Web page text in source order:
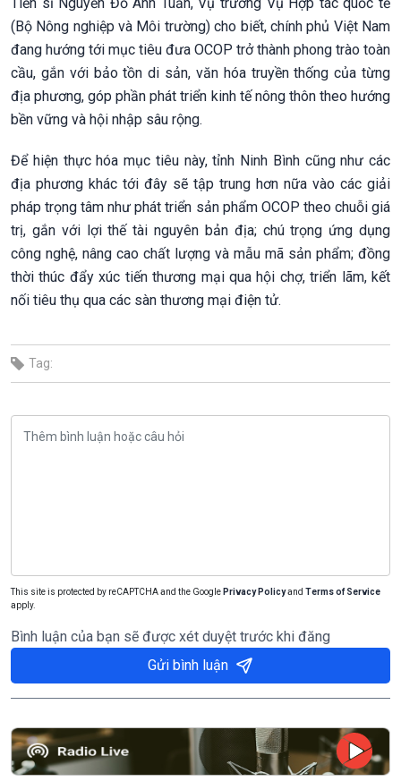
(Bộ Nông nghiệp và Môi trường) cho biết, chính phủ Việt Nam
đang hướng tới mục tiêu đưa OCOP trở thành phong trào toàn
cầu, gắn với bảo tồn di sản, văn hóa truyền thống của từng
địa phương, góp phần phát triển kinh tế nông thôn theo hướng
bền vững và hội nhập sâu rộng.
Để hiện thực hóa mục tiêu này, tỉnh Ninh Bình cũng như các
địa phương khác tới đây sẽ tập trung hơn nữa vào các giải
pháp trọng tâm như phát triển sản phẩm OCOP theo chuỗi giá
trị, gắn với lợi thế tài nguyên bản địa; chú trọng ứng dụng
công nghệ, nâng cao chất lượng và mẫu mã sản phẩm; đồng
thời thúc đẩy xúc tiến thương mại qua hội chợ, triển lãm, kết
nối tiêu thụ qua các sàn thương mại điện tử.
Tag:
This site is protected by reCAPTCHA and the Google Privacy Policyand Terms of Service
apply.
Bình luận của bạn sẽ được xét duyệt trước khi đăng
Gửi bình luận